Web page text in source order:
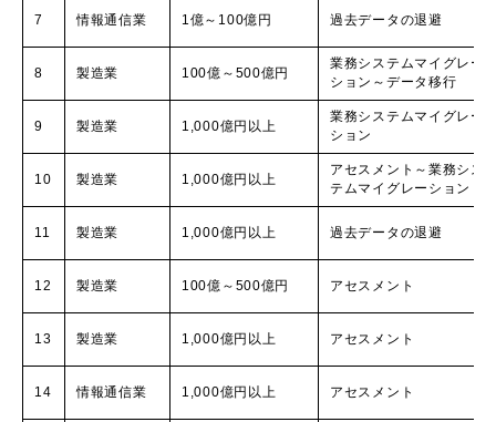
7 情報通信業 1億～100億円 過去データの退避
8 製造業 100億～500億円
業務システムマイグレー
ション～データ移行
9 製造業 1,000億円以上
業務システムマイグレー
ション
10 製造業 1,000億円以上
アセスメント～業務シス
テムマイグレーション
11 製造業 1,000億円以上 過去データの退避
12 製造業 100億～500億円 アセスメント
13 製造業 1,000億円以上 アセスメント
14 情報通信業 1,000億円以上 アセスメント